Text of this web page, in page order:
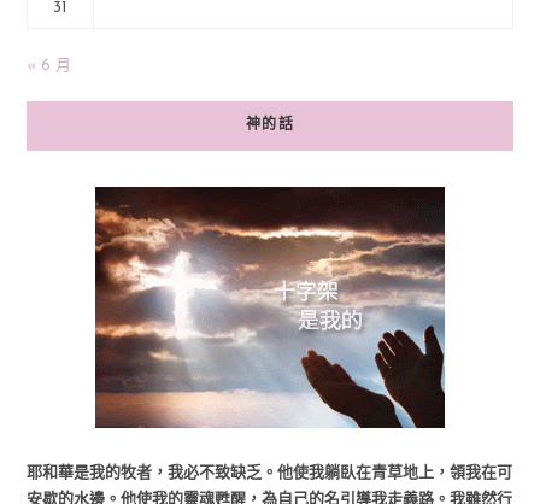
31
« 6 月
神的話
耶和華是我的牧者，我必不致缺乏。他使我躺臥在青草地上，領我在可
安歇的水邊。他使我的靈魂甦醒，為自己的名引導我走義路。我雖然行